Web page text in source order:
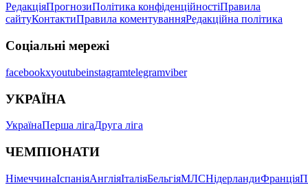
РедакціяПрогнозиПолітика конфіденційностіПравила
сайтуКонтактиПравила коментуванняРедакційна політика
Соціальні мережі
facebookxyoutubeinstagramtelegramviber
УКРАЇНА
УкраїнаПерша лігаДруга ліга
ЧЕМПІОНАТИ
НімеччинаІспаніяАнгліяІталіяБельгіяМЛСНідерландиФранція